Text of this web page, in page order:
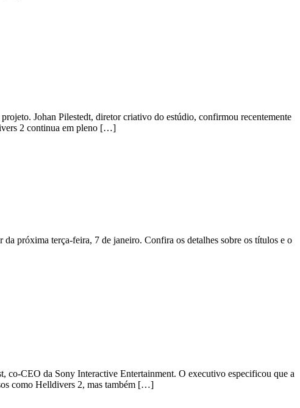
Johan Pilestedt, diretor criativo do estúdio, confirmou recentemente
2 continua em pleno […]
próxima terça-feira, 7 de janeiro. Confira os detalhes sobre os títulos e o
co-CEO da Sony Interactive Entertainment. O executivo especificou que a
como Helldivers 2, mas também […]